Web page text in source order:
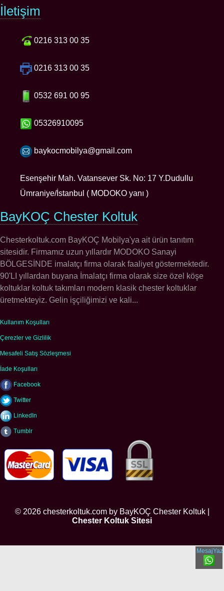
İletişim
0216 313 00 35
0216 313 00 35
0532 691 00 95
05326910095
baykocmobilya@gmail.com
Esenşehir Mah. Vatansever Sk. No: 17 Y.Dudullu
Ümraniye/İstanbul ( MODOKO yanı )
BayKOÇ Chester Koltuk
Chesterkoltuk.com BayKOÇ Mobilya'ya ait ürün tanıtım
sitesidir. Firmamız uzun yıllardır MODOKO Sanayi
BÖLGESİNDE imalatçı firma olarak faaliyet göstermektedir.
90'LI yıllardan buyana İmalatçı firma olarak size özel köşe
koltuklar koltuk takımları modern klasik chester koltuklar
üretmekteyiz. Gelin işçiliğimizi ve kali...
Kullanım Koşulları
Çerezler ve Gizlilik
Mesafeli Satış Sözleşmesi
İade Koşulları
Facebook
Twitter
LinkedIn
Tumblr
© 2026 chesterkoltuk.com by BayKOÇ Chester Koltuk |
Chester Koltuk Sitesi
MesajYaz